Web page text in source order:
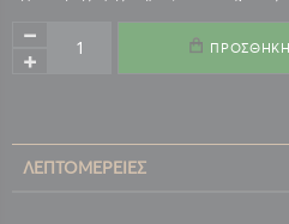
ΠΡΟΣΘΉΚΗ
ΛΕΠΤΟΜΈΡΕΙΕΣ